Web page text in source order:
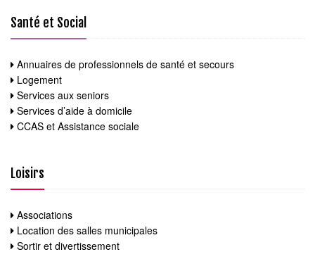
Santé et Social
Annuaires de professionnels de santé et secours
Logement
Services aux seniors
Services d’aide à domicile
CCAS et Assistance sociale
Loisirs
Associations
Location des salles municipales
Sortir et divertissement